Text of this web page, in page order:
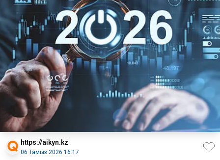
https://aikyn.kz
06 Тамыз 2026 16:17